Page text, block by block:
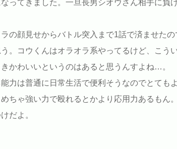
ってきました。一旦長男シオウさん相手に負
の顔見せからバトル突入まで1話で済ませた
。コウくんはオラオラ系やってるけど、こう
かわいいというのはあると思うんすよね…。
力は普通に日常生活で便利そうなのでとても
ちゃ強い力で殴れるとかより応用力あるもん
だよ。